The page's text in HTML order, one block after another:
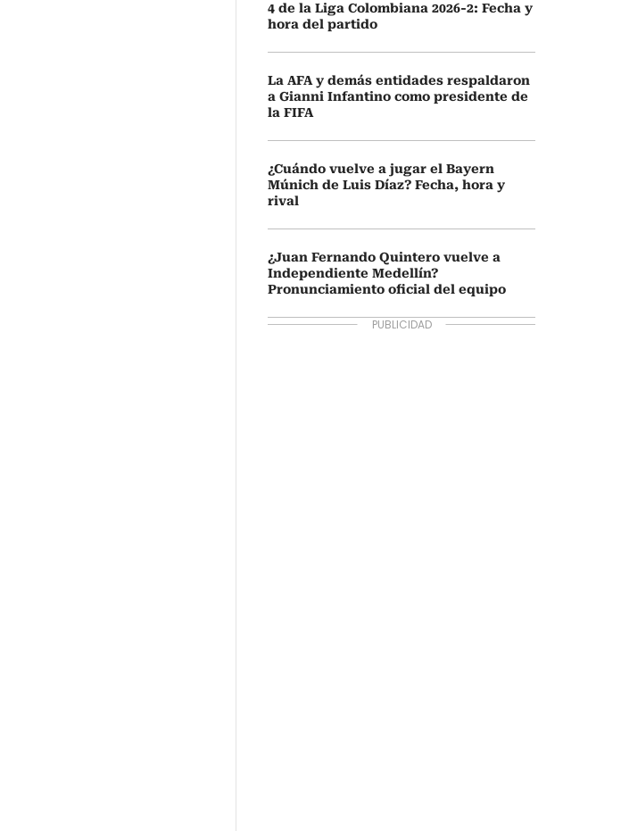
4 de la Liga Colombiana 2026-2: Fecha y
hora del partido
La AFA y demás entidades respaldaron
a Gianni Infantino como presidente de
la FIFA
¿Cuándo vuelve a jugar el Bayern
Múnich de Luis Díaz? Fecha, hora y
rival
¿Juan Fernando Quintero vuelve a
Independiente Medellín?
Pronunciamiento oficial del equipo